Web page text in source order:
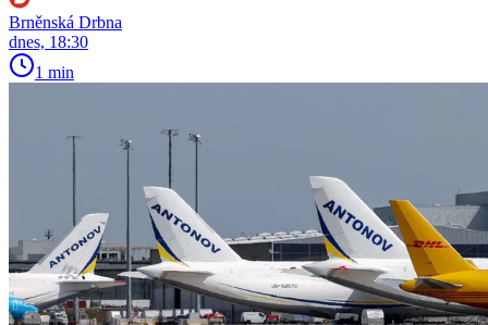
Brněnská Drbna
dnes, 18:30
1 min